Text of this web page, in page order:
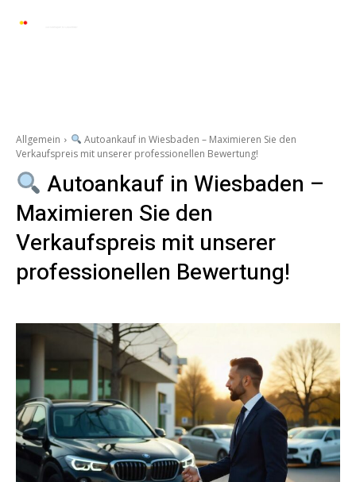
Allgemein
Autoankauf in Wiesbaden – Maximieren Sie den
Verkaufspreis mit unserer professionellen Bewertung!
Autoankauf in Wiesbaden –
Maximieren Sie den
Verkaufspreis mit unserer
professionellen Bewertung!